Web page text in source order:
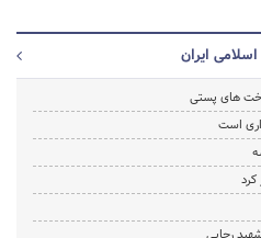
ایران
های پستی